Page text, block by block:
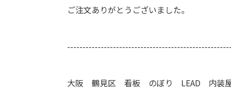
ご注文ありがとうございました。
大阪 鶴見区 看板 のぼり LEAD 内装